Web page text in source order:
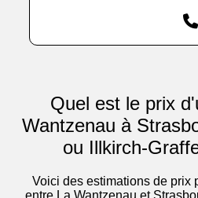
Quel est le prix
Wantzenau à
ou Illkirch-
Voici des estimations de prix